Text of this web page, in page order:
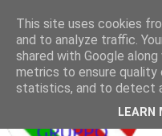
This site uses cookies
and to analyze traffic.
shared with Google
metrics to ensure quality
statistics, and to detect
LEARN